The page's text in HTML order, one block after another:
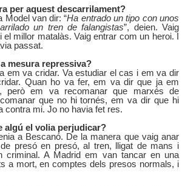
per aquest descarrilament?
Model van dir: “Ha entrado un tipo con unos
un tren de falangistas”, deien. Vaig
millor matalàs. Vaig entrar com un heroi. I
passat.
mesura repressiva?
em va cridar. Vaestudiar el cas i em va dir
Quan ho va fer, em va dir que ja em
però em va recomanar que marxés de
que no hi tornés, em va dir que hi
contra mi. Jo no havia fet res.
algú el volia perjudicar?
a Bescanó. De la manera que vaig anar
presó en presó, al tren, lligat de mans i
criminal. A Madrid em van tancar en una
a mort, en comptes dels presos normals, i